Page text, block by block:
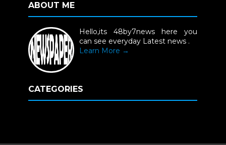
ABOUT ME
Hello,its 48by7news here you
can see everyday Latest news .
Learn More →
CATEGORIES